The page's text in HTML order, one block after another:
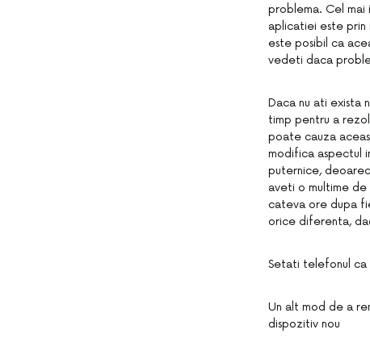
problema. Cel
aplicatiei este prin
este posibil ca
vedeti daca
Daca nu ati exista
timp pentru a
poate cauza
modifica aspectul
puternice,
aveti o multime
cateva ore dupa
orice diferenta,
Setati telefonul ca
Un alt mod de a
dispozitiv nou